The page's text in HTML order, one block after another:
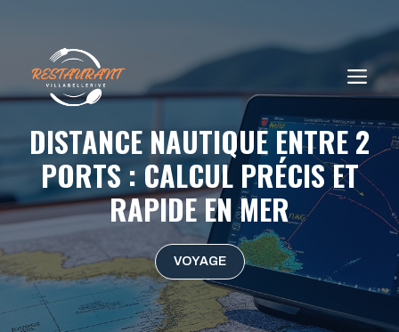
contenu
DISTANCE NAUTIQUE ENTRE 2
PORTS : CALCUL PRÉCIS ET
RAPIDE EN MER
VOYAGE